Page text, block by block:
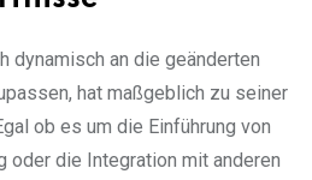
dynamisch an die geänderten
hat maßgeblich zu seiner
ob es um die Einführung von
oder die Integration mit anderen